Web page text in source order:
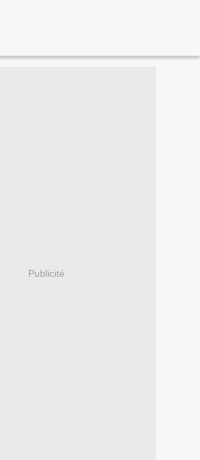
Publicité